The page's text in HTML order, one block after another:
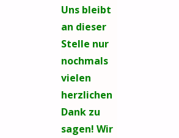
Uns bleibt
an dieser
Stelle nur
nochmals
vielen
herzlichen
Dank zu
sagen! Wir